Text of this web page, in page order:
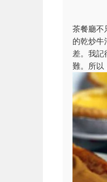
茶餐廳不
的乾炒牛
差。我記
難。所以